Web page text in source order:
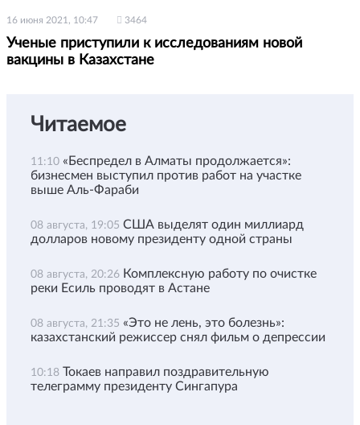
16 июня 2021, 10:47 3464
Ученые приступили к исследованиям новой
вакцины в Казахстане
Читаемое
11:10 «Беспредел в Алматы продолжается»:
бизнесмен выступил против работ на участке
выше Аль-Фараби
08 августа, 19:05 США выделят один миллиард
долларов новому президенту одной страны
08 августа, 20:26 Комплексную работу по очистке
реки Есиль проводят в Астане
08 августа, 21:35 «Это не лень, это болезнь»:
казахстанский режиссер снял фильм о депрессии
10:18 Токаев направил поздравительную
телеграмму президенту Сингапура